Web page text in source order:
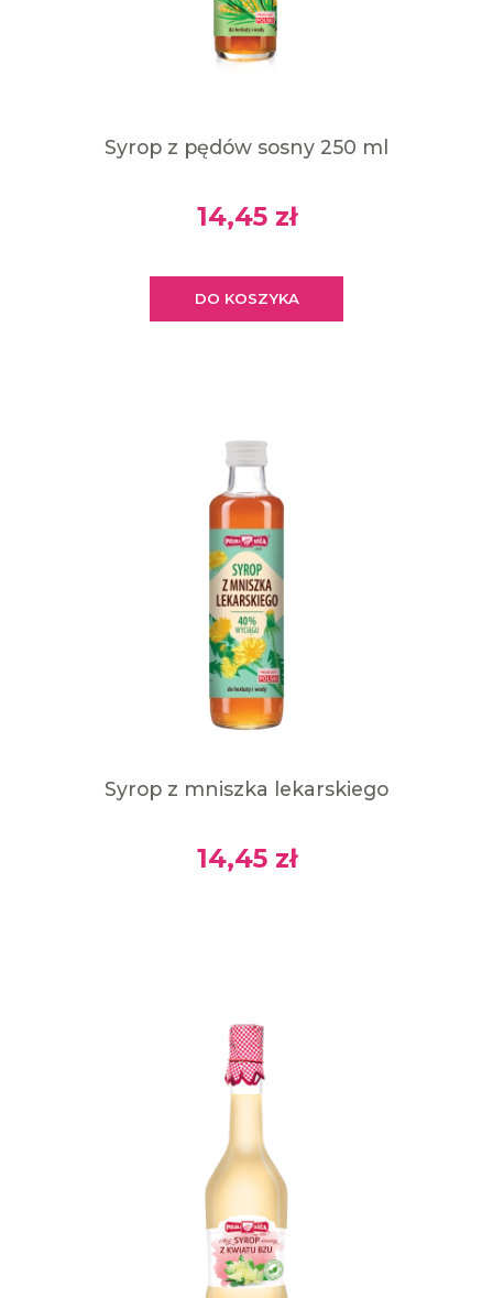
Syrop z pędów sosny 250 ml
14,45 zł
DO KOSZYKA
Syrop z mniszka lekarskiego
14,45 zł